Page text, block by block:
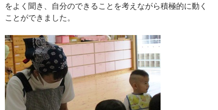
をよく聞き、自分のできることを考えながら積極的に動く
ことができました。